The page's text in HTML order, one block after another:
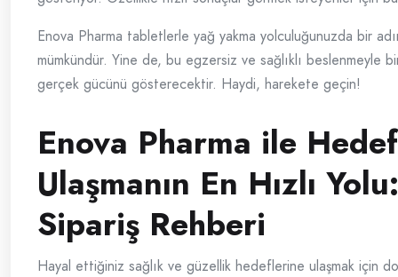
Enova Pharma tabletlerle yağ yakma yolculuğunuzda bir
mümkündür. Yine de, bu egzersiz ve sağlıklı beslenmeyle
gerçek gücünü gösterecektir. Haydi, harekete geçin!
Enova Pharma ile
Ulaşmanın En Hızlı
Sipariş Rehberi
Hayal ettiğiniz sağlık ve güzellik hedeflerine ulaşmak için